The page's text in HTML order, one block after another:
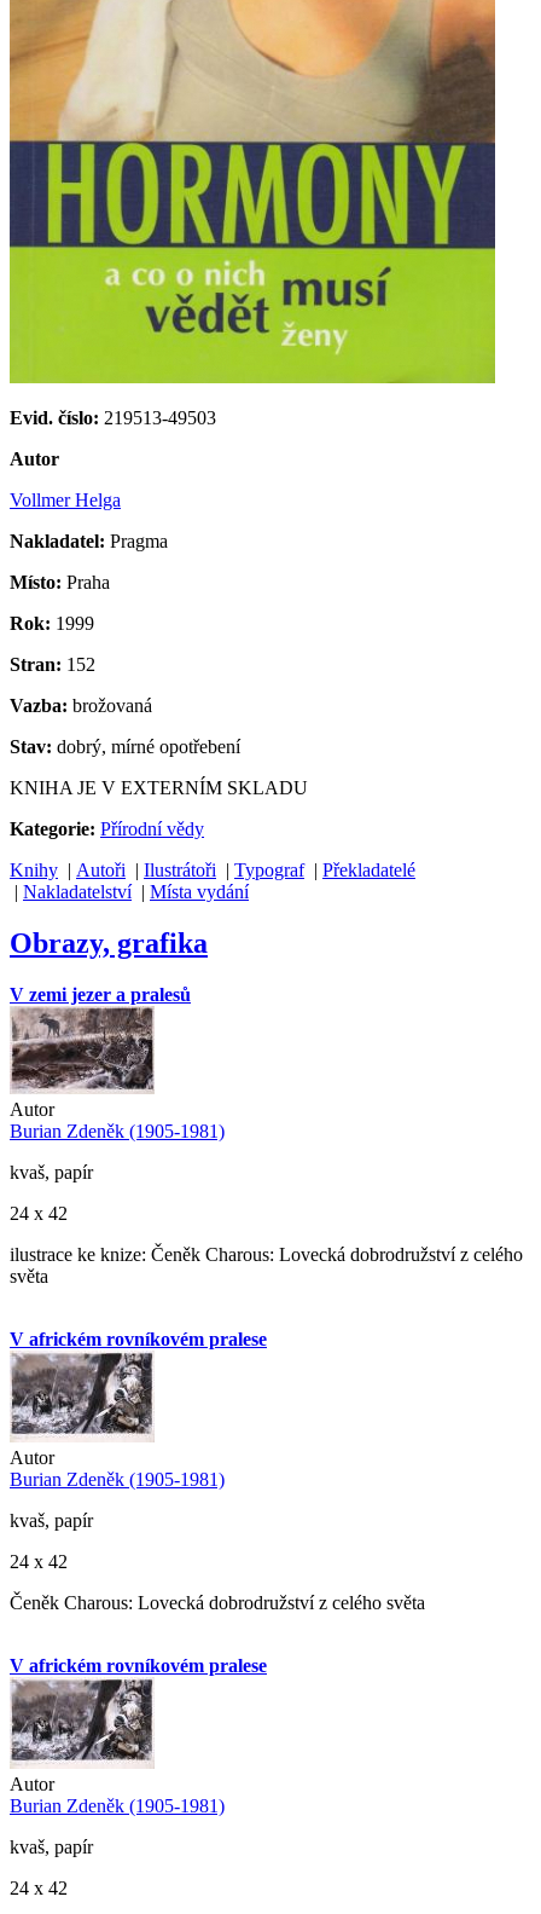
Evid. číslo: 219513-49503
Autor
Vollmer Helga
Nakladatel: Pragma
Místo: Praha
Rok: 1999
Stran: 152
Vazba: brožovaná
Stav: dobrý, mírné opotřebení
KNIHA JE V EXTERNÍM SKLADU
Kategorie: Přírodní vědy
Knihy | Autoři | Ilustrátoři | Typograf| Překladatelé
| Nakladatelství| Místa vydání
Obrazy, grafika
V zemi jezer a pralesů
Autor
Burian Zdeněk (1905-1981)
kvaš, papír
24 x 42
ilustrace ke knize: Čeněk Charous: Lovecká dobrodružství z celého
světa
V africkém rovníkovém pralese
Autor
Burian Zdeněk (1905-1981)
kvaš, papír
24 x 42
Čeněk Charous: Lovecká dobrodružství z celého světa
V africkém rovníkovém pralese
Autor
Burian Zdeněk (1905-1981)
kvaš, papír
24 x 42